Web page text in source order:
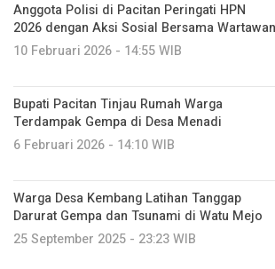
Anggota Polisi di Pacitan Peringati HPN
2026 dengan Aksi Sosial Bersama Wartawan
10 Februari 2026 - 14:55 WIB
Bupati Pacitan Tinjau Rumah Warga
Terdampak Gempa di Desa Menadi
6 Februari 2026 - 14:10 WIB
Warga Desa Kembang Latihan Tanggap
Darurat Gempa dan Tsunami di Watu Mejo
25 September 2025 - 23:23 WIB